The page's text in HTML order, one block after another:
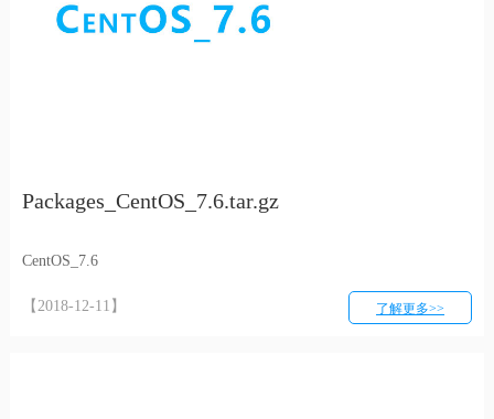
Packages_CentOS_7.6.tar.gz
CentOS_7.6
【2018-12-11】 了解更多>>